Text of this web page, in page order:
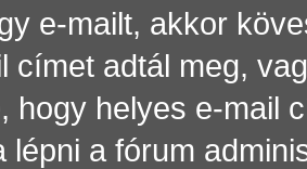
e-mailt, akkor
címet adtál meg,
hogy helyes e-mail
lépni a fórum